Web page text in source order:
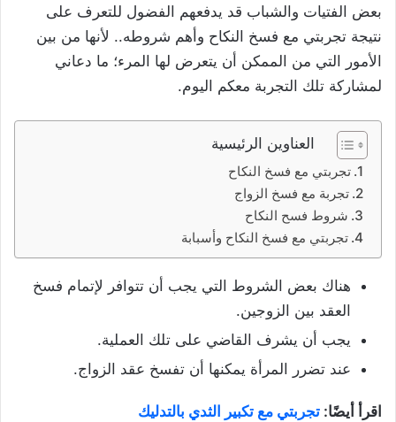
بعض الفتيات والشباب قد يدفعهم الفضول للتعرف على
نتيجة تجربتي مع فسخ النكاح وأهم شروطه.. لأنها من بين
الأمور التي من الممكن أن يتعرض لها المرء؛ ما دعاني
لمشاركة تلك التجربة معكم اليوم.
العناوين الرئيسية
تجربتي مع فسخ النكاح
تجربة مع فسخ الزواج
شروط فسح النكاح
تجربتي مع فسخ النكاح وأسبابة
هناك بعض الشروط التي يجب أن تتوافر لإتمام فسخ
العقد بين الزوجين.
يجب أن يشرف القاضي على تلك العملية.
عند تضرر المرأة يمكنها أن تفسخ عقد الزواج.
اقرأ أيضًا: تجربتي مع تكبير الثدي بالتدليك